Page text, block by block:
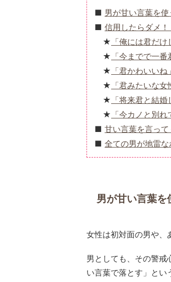
男が甘い言葉を使
信用したらダメ
「俺には君だけ
「今までで一番
「君かわいいね」
「君みたいな
「将来君と結婚
「今カノと別
甘い言葉を言っ
全ての男が地雷
男が甘い言葉を
女性は初対面の男や、
男としても、その警戒
い言葉で落とす」とい